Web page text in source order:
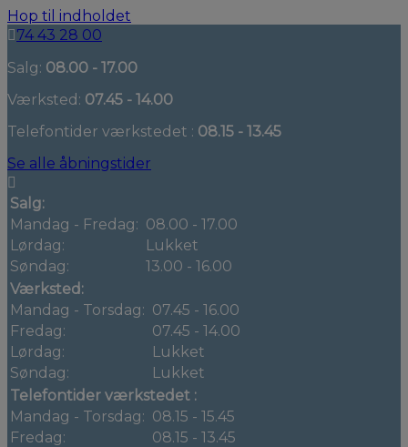
Hop til indholdet
74 43 28 00
Salg: 08.00 - 17.00
Værksted: 07.45 - 14.00
Telefontider værkstedet : 08.15 - 13.45
Se alle åbningstider
Salg:
Mandag - Fredag: 08.00 - 17.00
Lørdag:
Lukket
Søndag:
13.00 - 16.00
Værksted:
Mandag - Torsdag: 07.45 - 16.00
Fredag:
07.45 - 14.00
Lørdag:
Lukket
Søndag:
Lukket
Telefontider værkstedet :
Mandag - Torsdag: 08.15 - 15.45
Fredag:
08.15 - 13.45